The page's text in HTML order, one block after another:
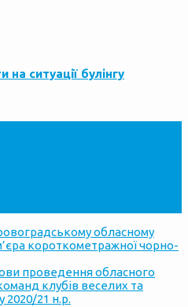
ситуації булінгу
обласному
короткометражної чорно-
проведення обласного
клубiв веселих та
2020/21 н.р.